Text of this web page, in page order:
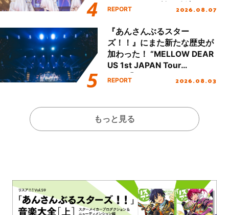
Party Stage／埼玉公演＞”
REPORT 2026.08.07
『あんさんぶるスター
ズ！！』にまた新たな歴史が
加わった！ “MELLOW DEAR
US 1st JAPAN Tour
Final「NICE to meet YOU
REPORT 2026.08.03
もっと見る